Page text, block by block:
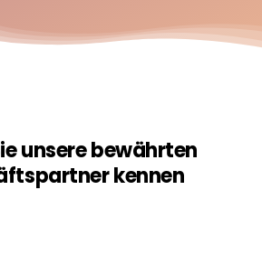
unsere bewährten
kennen